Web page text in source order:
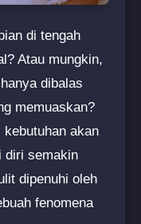
di tengah
Atau mungkin,
dibalas
memuaskan?
akan
diri semakin
dipenuhi oleh
fenomena